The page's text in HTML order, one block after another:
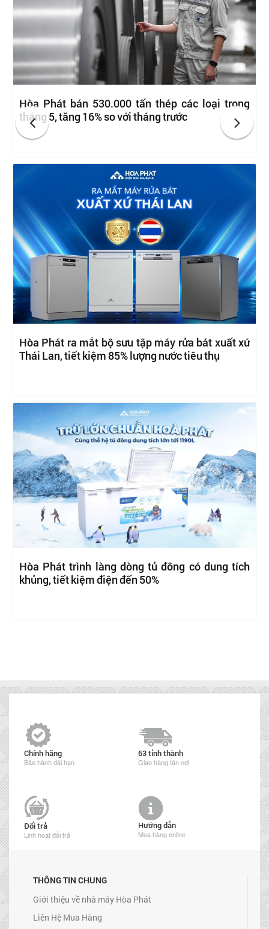
Hòa Phát bán 530.000 tấn thép các loại trong
tháng 5, tăng 16% so với tháng trước
Hòa Phát ra mắt bộ sưu tập máy rửa bát xuất xứ
Thái Lan, tiết kiệm 85% lượng nước tiêu thụ
Hòa Phát trình làng dòng tủ đông có dung tích
khủng, tiết kiệm điện đến 50%
Chính hãng
Bảo hành dài hạn
63 tỉnh thành
Giao hàng tận nơi
Đổi trả
Linh hoạt đổi trả
Hướng dẫn
Mua hàng online
THÔNG TIN CHUNG
Giới thiệu về nhà máy Hòa Phát
Liên Hệ Mua Hàng